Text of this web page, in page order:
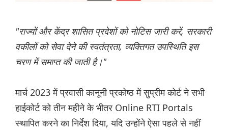
"राज्यों और केंद्र शासित प्रदेशों को नोटिस जारी करें, सरकारी
वकीलों को सेवा देने की स्वतंत्रता, व्यक्तिगत उपस्थिति इस
चरण में समाप्त की जाती है।"
मार्च 2023 में प्रवासी कानूनी प्रकोष्ठ में सुप्रीम कोर्ट ने सभी
हाईकोर्ट को तीन महीने के भीतर Online RTI Portals
स्थापित करने का निर्देश दिया, यदि उन्होंने ऐसा पहले से नहीं